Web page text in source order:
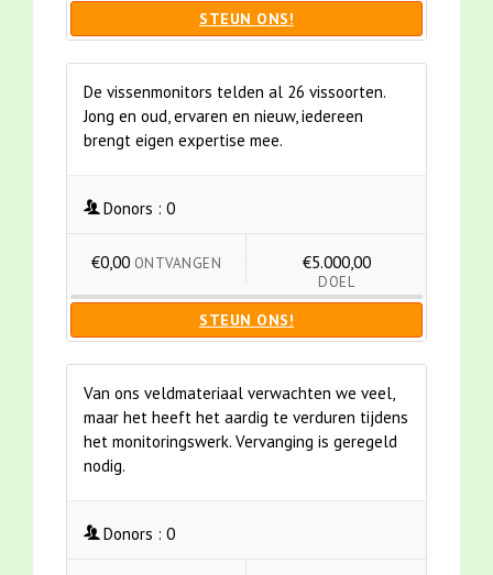
STEUN ONS!
De vissenmonitors telden al 26 vissoorten.
Jong en oud, ervaren en nieuw, iedereen
brengt eigen expertise mee.
Donors : 0
€0,00 ONTVANGEN €5.000,00
DOEL
STEUN ONS!
Van ons veldmateriaal verwachten we veel,
maar het heeft het aardig te verduren tijdens
het monitoringswerk. Vervanging is geregeld
nodig.
Donors : 0